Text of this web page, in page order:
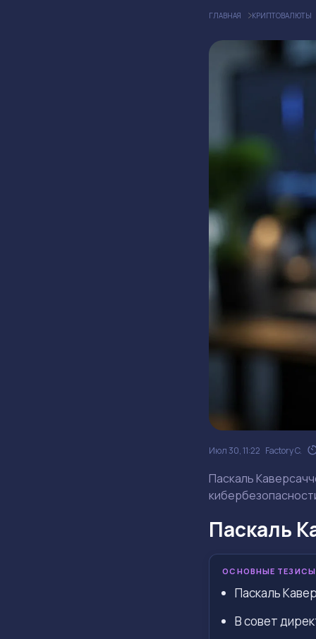
ГЛАВНАЯ КРИПТОВАЛЮТЫ
Июл 30, 11:22 Factory C.
Паскаль
Паскаль
ОСНОВНЫЕ ТЕЗИСЫ
Паскаль
В совет